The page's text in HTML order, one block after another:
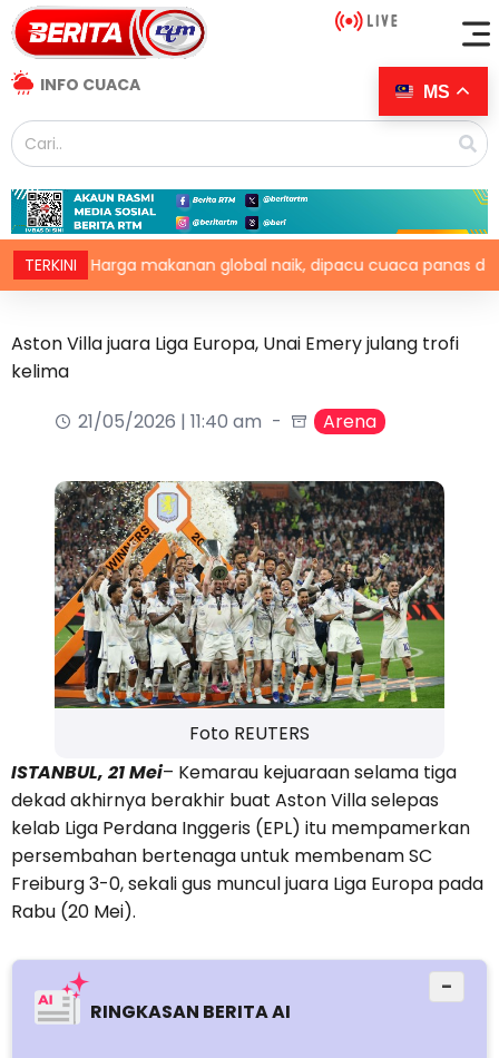
INFO CUACA
TERKINI
Harga makanan global naik, dipacu cuaca panas dan
Aston Villa juara Liga Europa, Unai Emery julang trofi
kelima
21/05/2026 | 11:40 am
Arena
Foto REUTERS
ISTANBUL, 21 Mei– Kemarau kejuaraan selama tiga
dekad akhirnya berakhir buat Aston Villa selepas
kelab Liga Perdana Inggeris (EPL) itu mempamerkan
persembahan bertenaga untuk membenam SC
Freiburg 3-0, sekali gus muncul juara Liga Europa pada
Rabu (20 Mei).
RINGKASAN BERITA AI
−
MS